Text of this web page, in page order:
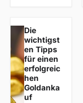
Die
wichtigst
en Tipps
für einen
erfolgreic
hen
Goldanka
uf